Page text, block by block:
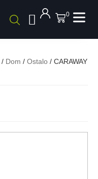
0
/ Dom / Ostalo / CARAWAY